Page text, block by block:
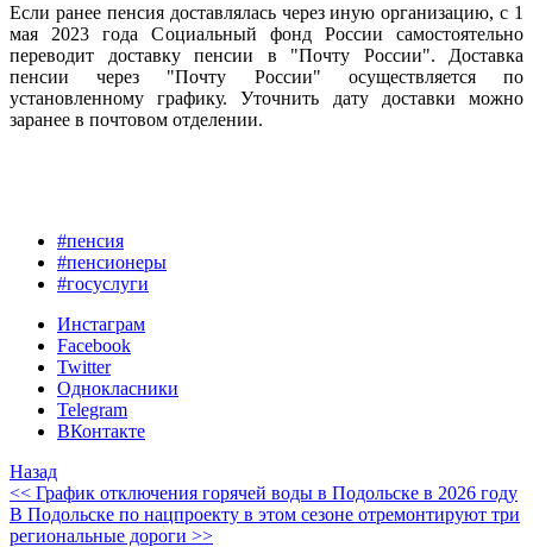
Если ранее пенсия доставлялась через иную организацию, с 1
мая 2023 года Социальный фонд России самостоятельно
переводит доставку пенсии в "Почту России". Доставка
пенсии через "Почту России" осуществляется по
установленному графику. Уточнить дату доставки можно
заранее в почтовом отделении.
#пенсия
#пенсионеры
#госуслуги
Инстаграм
Facebook
Twitter
Однокласники
Telegram
ВКонтакте
Назад
<< График отключения горячей воды в Подольске в 2026 году
В Подольске по нацпроекту в этом сезоне отремонтируют три
региональные дороги >>